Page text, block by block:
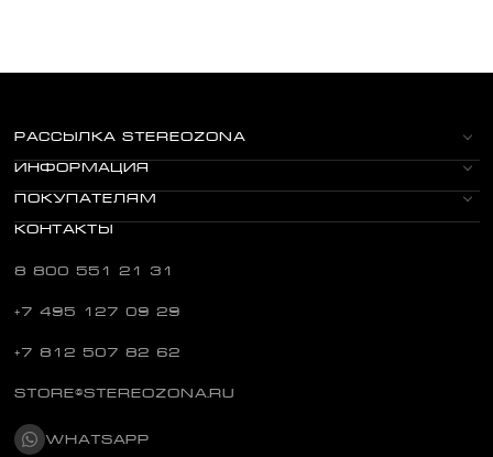
РАССЫЛКА STEREOZONA
ИНФОРМАЦИЯ
ПОКУПАТЕЛЯМ
КОНТАКТЫ
8 800 551 21 31
+7 495 127 09 29
+7 812 507 82 62
STORE@STEREOZONA.RU
WHATSAPP